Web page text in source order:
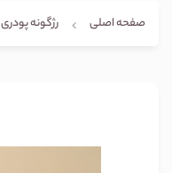
صفحه اصلی رژگونه پودری